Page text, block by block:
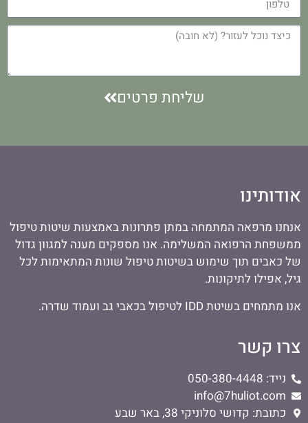
שליחת פרטים
אודותינו
אנחנו מרפאה המתמחה במתן פתרונות באמצעות שיטות טיפול
ממשפחת הרפואה המשלימה. אנו מספקים מענה למגוון גדול
של כאבים תוך שימוש בשיטות טיפול שונות המתאימות לכל
גיל, אפילו לתיקונות.
אנו מתמחים בשיטת IDD לטיפול בכאבי גב ועמוד שדרה.
צרו קשר
נייד: 050-380-4448
info@7huliot.com
כתובת: קדושי סלוניקי 38, באר שבע